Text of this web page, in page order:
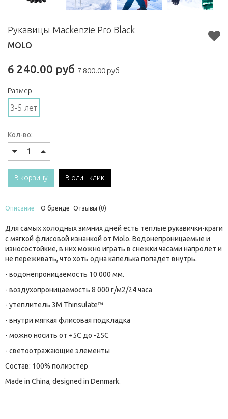
Рукавицы Mackenzie Pro Black
MOLO
6 240.00 руб 7 800.00 руб
Размер
3-5 лет
Кол-во:
В корзину В один клик
Описание О бренде Отзывы (0)
Для самых холодных зимних дней есть теплые рукавички-краги
с мягкой флисовой изнанкой от Molo. Водонепроницаемые и
износостойкие, в них можно играть в снежки часами напролет и
не переживать, что хоть одна капелька попадет внутрь.
- водонепроницаемость 10 000 мм.
- воздухопроницаемость 8 000 г/м2/24 часа
- утеплитель 3M Thinsulate™
- внутри мягкая флисовая подкладка
- можно носить от +5С до -25С
- светоотражающие элементы
Состав: 100% полиэстер
Made in China, designed in Denmark.